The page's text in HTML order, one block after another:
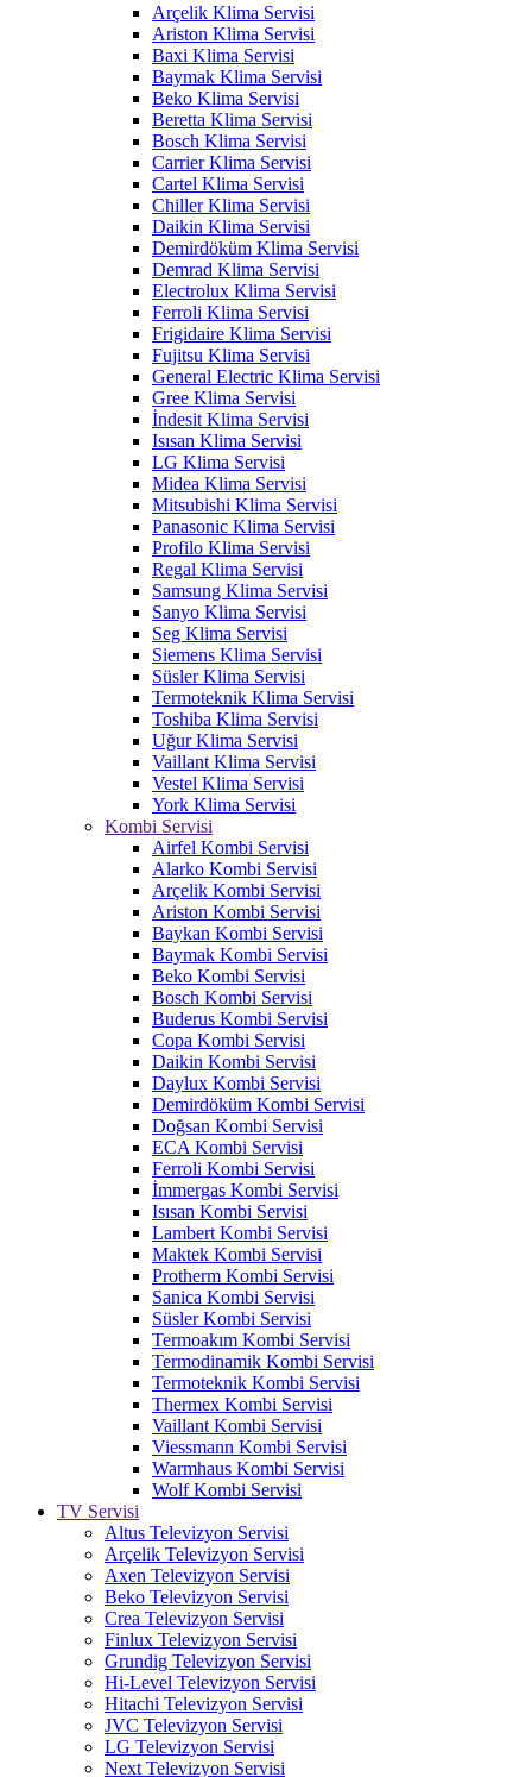
Arçelik Klima Servisi
Ariston Klima Servisi
Baxi Klima Servisi
Baymak Klima Servisi
Beko Klima Servisi
Beretta Klima Servisi
Bosch Klima Servisi
Carrier Klima Servisi
Cartel Klima Servisi
Chiller Klima Servisi
Daikin Klima Servisi
Demirdöküm Klima Servisi
Demrad Klima Servisi
Electrolux Klima Servisi
Ferroli Klima Servisi
Frigidaire Klima Servisi
Fujitsu Klima Servisi
General Electric Klima Servisi
Gree Klima Servisi
İndesit Klima Servisi
Isısan Klima Servisi
LG Klima Servisi
Midea Klima Servisi
Mitsubishi Klima Servisi
Panasonic Klima Servisi
Profilo Klima Servisi
Regal Klima Servisi
Samsung Klima Servisi
Sanyo Klima Servisi
Seg Klima Servisi
Siemens Klima Servisi
Süsler Klima Servisi
Termoteknik Klima Servisi
Toshiba Klima Servisi
Uğur Klima Servisi
Vaillant Klima Servisi
Vestel Klima Servisi
York Klima Servisi
Kombi Servisi
Airfel Kombi Servisi
Alarko Kombi Servisi
Arçelik Kombi Servisi
Ariston Kombi Servisi
Baykan Kombi Servisi
Baymak Kombi Servisi
Beko Kombi Servisi
Bosch Kombi Servisi
Buderus Kombi Servisi
Copa Kombi Servisi
Daikin Kombi Servisi
Daylux Kombi Servisi
Demirdöküm Kombi Servisi
Doğsan Kombi Servisi
ECA Kombi Servisi
Ferroli Kombi Servisi
İmmergas Kombi Servisi
Isısan Kombi Servisi
Lambert Kombi Servisi
Maktek Kombi Servisi
Protherm Kombi Servisi
Sanica Kombi Servisi
Süsler Kombi Servisi
Termoakım Kombi Servisi
Termodinamik Kombi Servisi
Termoteknik Kombi Servisi
Thermex Kombi Servisi
Vaillant Kombi Servisi
Viessmann Kombi Servisi
Warmhaus Kombi Servisi
Wolf Kombi Servisi
TV Servisi
Altus Televizyon Servisi
Arçelik Televizyon Servisi
Axen Televizyon Servisi
Beko Televizyon Servisi
Crea Televizyon Servisi
Finlux Televizyon Servisi
Grundig Televizyon Servisi
Hi-Level Televizyon Servisi
Hitachi Televizyon Servisi
JVC Televizyon Servisi
LG Televizyon Servisi
Next Televizyon Servisi